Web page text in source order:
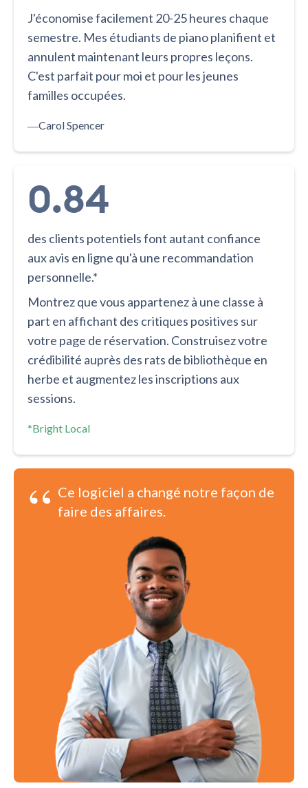
J'économise facilement 20-25 heures chaque
semestre. Mes étudiants de piano planifient et
annulent maintenant leurs propres leçons.
C'est parfait pour moi et pour les jeunes
familles occupées.
―Carol Spencer
0.84
des clients potentiels font autant confiance
aux avis en ligne qu'à une recommandation
personnelle.*
Montrez que vous appartenez à une classe à
part en affichant des critiques positives sur
votre page de réservation. Construisez votre
crédibilité auprès des rats de bibliothèque en
herbe et augmentez les inscriptions aux
sessions.
*Bright Local
“ Ce logiciel a changé notre façon de
faire des affaires.